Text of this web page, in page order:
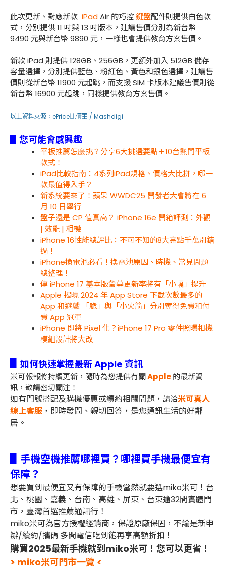
此次更新、對應新款 iPadAir 的巧控鍵盤配件則提供白色款
式，分別提供 11 吋與 13 吋版本，建議售價分別為新台幣
9490 元與新台幣 9890 元，一樣也會提供教育方案售價。
新款 iPad 則提供 128GB、256GB，更額外加入 512GB 儲存
容量選擇，分別提供藍色、粉紅色、黃色和銀色選擇，建議售
價則從新台幣 11900 元起跳，而支援 SIM 卡版本建議售價則從
新台幣 16900 元起跳，同樣提供教育方案售價。
以上資料來源： ePrice比價王 / Mashdigi
▋您可能會感興趣
平板推薦怎麼挑？分享6大挑選要點＋10台熱門平板
款式！
iPad比較指南：4系列iPad規格、價格大比拼，哪一
款最值得入手？
新系統要來了！蘋果 WWDC25 開發者大會將在 6
月 10 日舉行
盤子還是 CP 值真高？ iPhone 16e 開箱評測：外觀
| 效能 | 相機
iPhone 16性能總評比：不可不知的8大亮點千萬別錯
過！
iPhone換電池必看！換電池原因、時機、常見問題
總整理！
傳 iPhone 17 基本版螢幕更新率將有「小幅」提升
Apple 揭曉 2024 年 App Store 下載次數最多的
App 和遊戲 「脆」與「小火箭」分別奪得免費和付
費 App 冠軍
iPhone 即將 Pixel 化？iPhone 17 Pro 零件照曝相機
模組設計將大改
如何快速掌握最新 Apple 資訊
米可報報將持續更新，隨時為您提供有關Apple的最新資
訊，敬請密切關注！
如有門號搭配及購機優惠或續約相關問題， 請洽米可真人
線上客服 ，即時發問、親切回答，是您通訊生活的好鄰
居。
▋手機空機推薦哪裡買？哪裡買手機最便宜有
保障？
想要買到最便宜又有保障的手機當然就要選miko米可！台
北、桃園、嘉義、台南、高雄、屏東、台東逾32間實體門
市，臺灣首選推薦通訊行！
miko米可為官方授權經銷商，保證原廠保固，不論是新申
辦/續約/攜碼 多間電信吃到飽再享高額折扣！
購買2025最新手機就到miko米可！您可以更省！
> miko米可門市一覽 <